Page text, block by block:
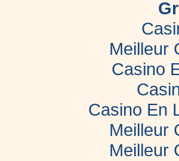
Meilleur
Casino
Casino En
Meilleur
Meilleur